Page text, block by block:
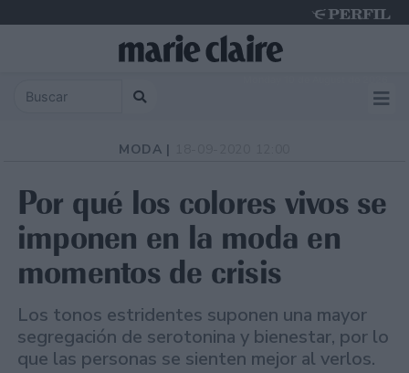
MODA |
Por qué los colores vivos se
imponen en la moda en
momentos de crisis
Los tonos estridentes suponen una mayor
segregación de serotonina y bienestar, por lo
que las personas se sienten mejor al verlos.